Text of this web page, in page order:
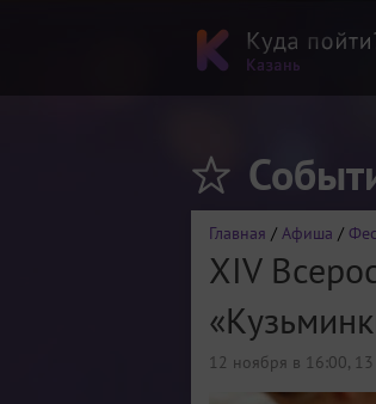
Главная / Афиша /
XIV
12 ноября в 16:00,